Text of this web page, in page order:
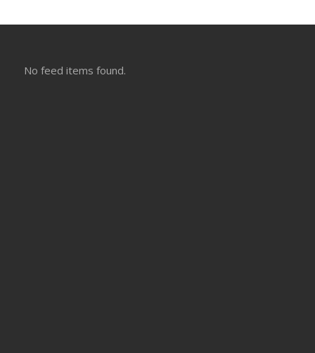
No feed items found.